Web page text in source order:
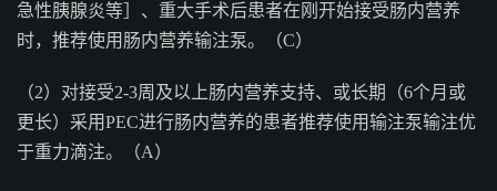
急性胰腺炎等］、重大手术后患者在刚开始接受肠内营养
时，推荐使用肠内营养输注泵。（C）
（2）对接受2-3周及以上肠内营养支持、或长期（6个月或
更长）采用PEC进行肠内营养的患者推荐使用输注泵输注优
于重力滴注。（A）